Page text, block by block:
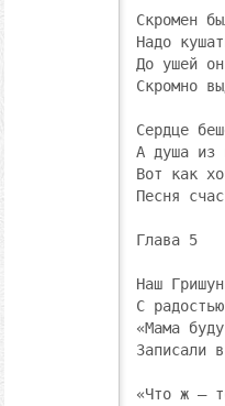
Скромен
Надо
До ушей
Скромно
Сердце
А душа из
Вот как
Песня
Глава 5
Наш
С
«Мама
Записали
«Что ж –